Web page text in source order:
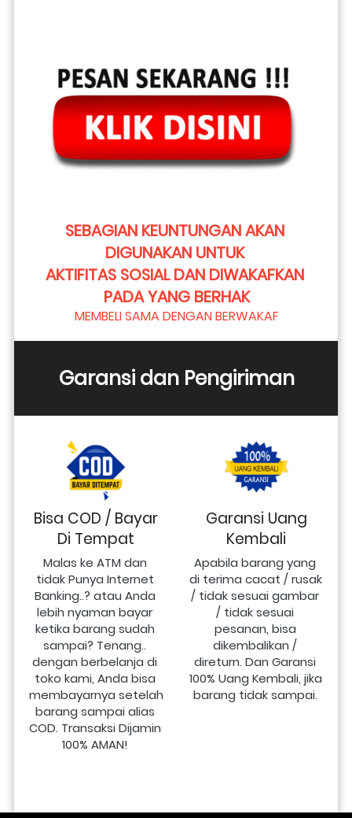
SEBAGIAN KEUNTUNGAN AKAN
DIGUNAKAN UNTUK
AKTIFITAS SOSIAL DAN DIWAKAFKAN
PADA YANG BERHAK
MEMBELI SAMA DENGAN BERWAKAF
Garansi dan Pengiriman
Bisa COD / Bayar
Di Tempat
Malas ke ATM dan
tidak Punya Internet
Banking..? atau Anda
lebih nyaman bayar
ketika barang sudah
sampai? Tenang..
dengan berbelanja di
toko kami, Anda bisa
membayarnya setelah
barang sampai alias
COD. Transaksi Dijamin
100% AMAN!
Garansi Uang
Kembali
Apabila barang yang
di terima cacat / rusak
/ tidak sesuai gambar
/ tidak sesuai
pesanan, bisa
dikembalikan /
direturn. Dan Garansi
100% Uang Kembali, jika
barang tidak sampai.